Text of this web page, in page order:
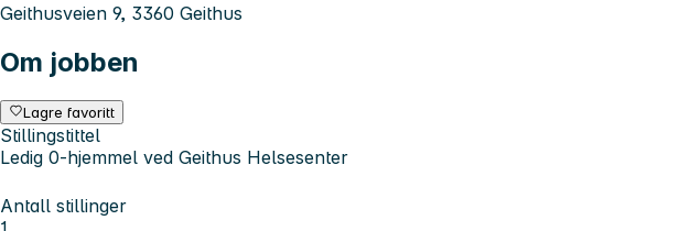
Geithusveien 9, 3360 Geithus
Om jobben
Lagre favoritt
Stillingstittel
Ledig 0-hjemmel ved Geithus Helsesenter
Antall stillinger